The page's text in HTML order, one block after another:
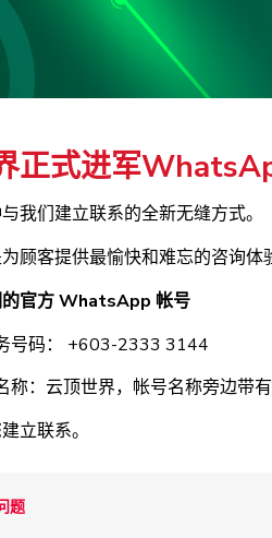
正式进军
我们建立联系的全新无缝方式。
顾客提供最愉快和难忘的咨询体
官方 WhatsApp 帐号
号码： +603-2333 3144
称：云顶世界，帐号名称旁边带
立联系。
题